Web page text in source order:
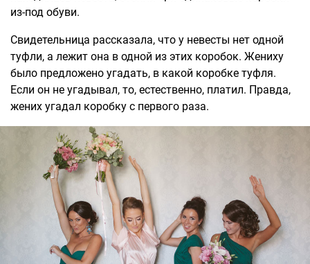
из-под обуви.
Свидетельница рассказала, что у невесты нет одной
туфли, а лежит она в одной из этих коробок. Жениху
было предложено угадать, в какой коробке туфля.
Если он не угадывал, то, естественно, платил. Правда,
жених угадал коробку с первого раза.